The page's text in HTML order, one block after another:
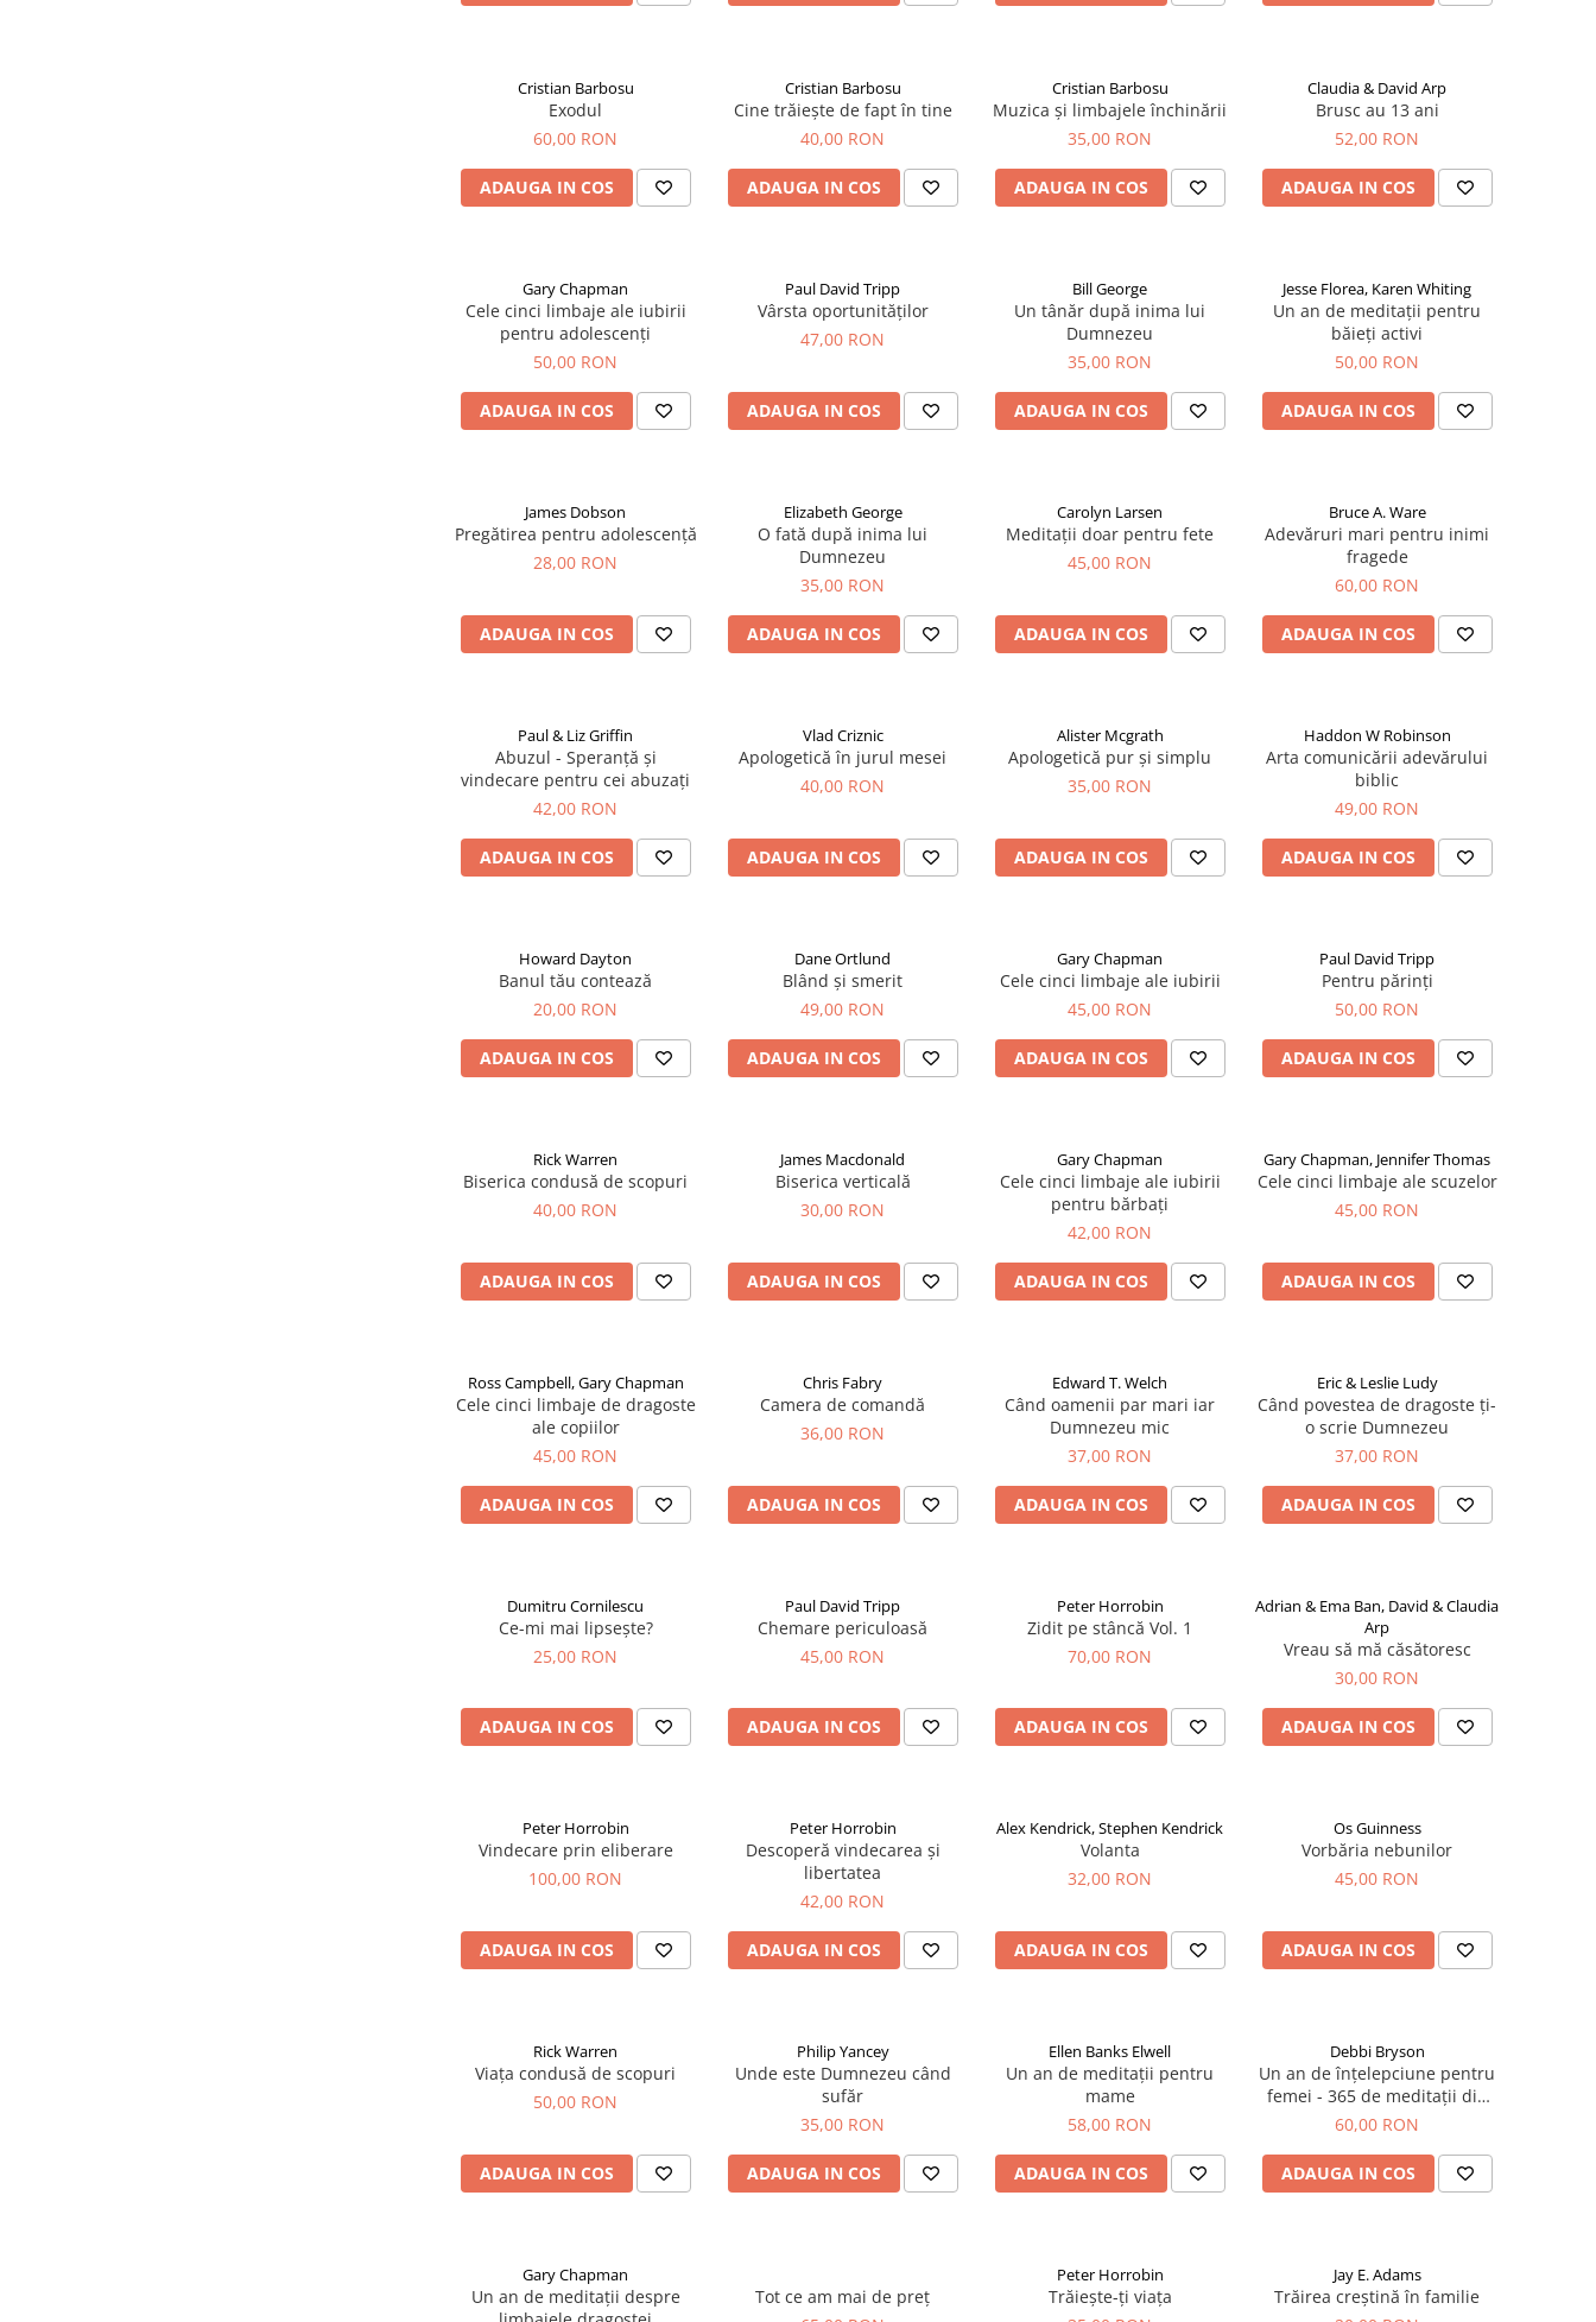
Cristian Barbosu
Exodul
60,00 RON
ADAUGA IN COS
Cristian Barbosu
Cine trăiește de fapt în tine
40,00 RON
ADAUGA IN COS
Cristian Barbosu
Muzica și limbajele închinării
35,00 RON
ADAUGA IN COS
Claudia & David Arp
Brusc au 13 ani
52,00 RON
ADAUGA IN COS
Gary Chapman
Cele cinci limbaje ale iubirii
pentru adolescenți
50,00 RON
ADAUGA IN COS
Paul David Tripp
Vârsta oportunităților
47,00 RON
ADAUGA IN COS
Bill George
Un tânăr după inima lui
Dumnezeu
35,00 RON
ADAUGA IN COS
Jesse Florea, Karen Whiting
Un an de meditații pentru
băieți activi
50,00 RON
ADAUGA IN COS
James Dobson
Pregătirea pentru adolescență
28,00 RON
ADAUGA IN COS
Elizabeth George
O fată după inima lui
Dumnezeu
35,00 RON
ADAUGA IN COS
Carolyn Larsen
Meditații doar pentru fete
45,00 RON
ADAUGA IN COS
Bruce A. Ware
Adevăruri mari pentru inimi
fragede
60,00 RON
ADAUGA IN COS
Paul & Liz Griffin
Abuzul - Speranță și
vindecare pentru cei abuzați
42,00 RON
ADAUGA IN COS
Vlad Criznic
Apologetică în jurul mesei
40,00 RON
ADAUGA IN COS
Alister Mcgrath
Apologetică pur și simplu
35,00 RON
ADAUGA IN COS
Haddon W Robinson
Arta comunicării adevărului
biblic
49,00 RON
ADAUGA IN COS
Howard Dayton
Banul tău contează
20,00 RON
ADAUGA IN COS
Dane Ortlund
Blând și smerit
49,00 RON
ADAUGA IN COS
Gary Chapman
Cele cinci limbaje ale iubirii
45,00 RON
ADAUGA IN COS
Paul David Tripp
Pentru părinți
50,00 RON
ADAUGA IN COS
Rick Warren
Biserica condusă de scopuri
40,00 RON
ADAUGA IN COS
James Macdonald
Biserica verticală
30,00 RON
ADAUGA IN COS
Gary Chapman
Cele cinci limbaje ale iubirii
pentru bărbați
42,00 RON
ADAUGA IN COS
Gary Chapman, Jennifer Thomas
Cele cinci limbaje ale scuzelor
45,00 RON
ADAUGA IN COS
Ross Campbell, Gary Chapman
Cele cinci limbaje de dragoste
ale copiilor
45,00 RON
ADAUGA IN COS
Chris Fabry
Camera de comandă
36,00 RON
ADAUGA IN COS
Edward T. Welch
Când oamenii par mari iar
Dumnezeu mic
37,00 RON
ADAUGA IN COS
Eric & Leslie Ludy
Când povestea de dragoste ți-
o scrie Dumnezeu
37,00 RON
ADAUGA IN COS
Dumitru Cornilescu
Ce-mi mai lipsește?
25,00 RON
ADAUGA IN COS
Paul David Tripp
Chemare periculoasă
45,00 RON
ADAUGA IN COS
Peter Horrobin
Zidit pe stâncă Vol. 1
70,00 RON
ADAUGA IN COS
Adrian & Ema Ban, David & Claudia
Arp
Vreau să mă căsătoresc
30,00 RON
ADAUGA IN COS
Peter Horrobin
Vindecare prin eliberare
100,00 RON
ADAUGA IN COS
Peter Horrobin
Descoperă vindecarea și
libertatea
42,00 RON
ADAUGA IN COS
Alex Kendrick, Stephen Kendrick
Volanta
32,00 RON
ADAUGA IN COS
Os Guinness
Vorbăria nebunilor
45,00 RON
ADAUGA IN COS
Rick Warren
Viața condusă de scopuri
50,00 RON
ADAUGA IN COS
Philip Yancey
Unde este Dumnezeu când
sufăr
35,00 RON
ADAUGA IN COS
Ellen Banks Elwell
Un an de meditații pentru
mame
58,00 RON
ADAUGA IN COS
Debbi Bryson
Un an de înțelepciune pentru
femei - 365 de meditații din
Proverbe
60,00 RON
ADAUGA IN COS
Gary Chapman
Un an de meditații despre
Tot ce am mai de preț
Peter Horrobin
Trăiește-ți viața
Jay E. Adams
Trăirea creștină în familie